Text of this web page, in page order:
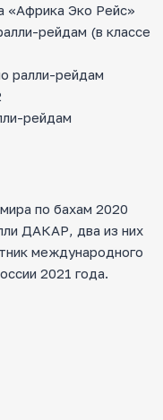
«Африка Эко Рейс»
рейдам (в классе
ралли-рейдам
рейдам
по бахам 2020
ДАКАР, два из них
международного
2021 года.